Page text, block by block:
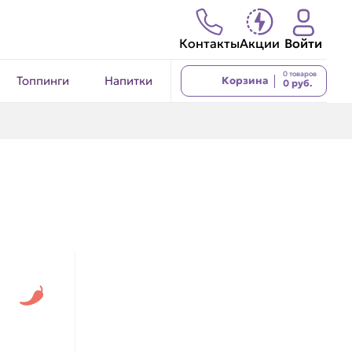
КонтактыАкции Войти
Топпинги Напитки Корзина
0 товаров
0 руб.